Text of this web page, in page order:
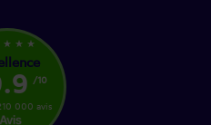
star_rate star_rate star_rate
/10
000 avis